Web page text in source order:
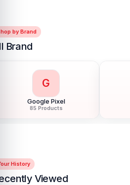
by Brand
Brand
G
Google Pixel
85 Products
History
Viewed